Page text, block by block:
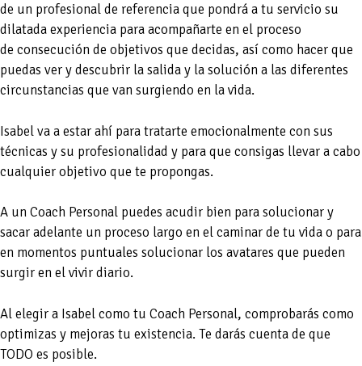
de un profesional de referencia que pondrá a tu servicio su
dilatada experiencia para acompañarte en el proceso
de consecución de objetivos que decidas, así como hacer que
puedas ver y descubrir la salida y la solución a las diferentes
circunstancias que van surgiendo en la vida.
Isabel va a estar ahí para tratarte emocionalmente con sus
técnicas y su profesionalidad y para que consigas llevar a cabo
cualquier objetivo que te propongas.
A un Coach Personal puedes acudir bien para solucionar y
sacar adelante un proceso largo en el caminar de tu vida o para
en momentos puntuales solucionar los avatares que pueden
surgir en el vivir diario.
Al elegir a Isabel como tu Coach Personal, comprobarás como
optimizas y mejoras tu existencia. Te darás cuenta de que
TODO es posible.